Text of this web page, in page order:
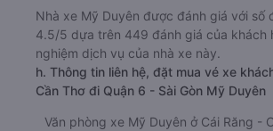
Nhà xe Mỹ Duyên được đánh giá với số
4.5/5 dựa trên 449 đánh giá của khách
nghiệm dịch vụ của nhà xe này.
h. Thông tin liên hệ, đặt mua vé xe
Cần Thơ đi Quận 6 - Sài Gòn Mỹ Duyên
Văn phòng xe Mỹ Duyên ở Cái Răng -